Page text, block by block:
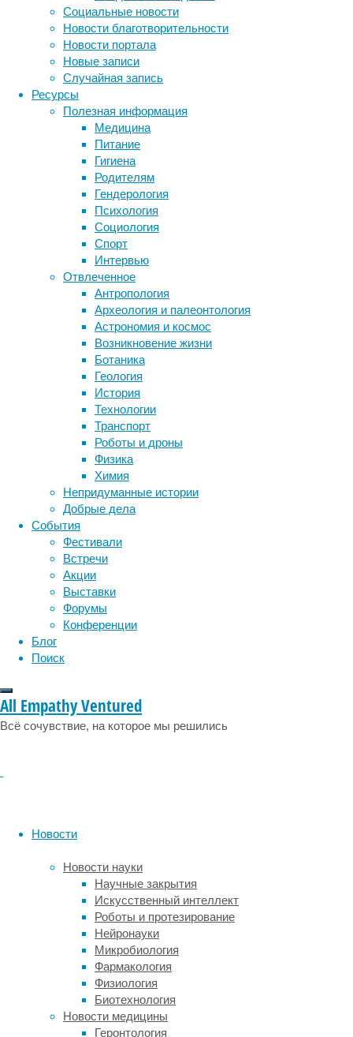
Социальные новости
Новости благотворительности
Новости портала
Новые записи
Случайная запись
Ресурсы
Полезная информация
Медицина
Питание
Гигиена
Родителям
Гендерология
Психология
Социология
Спорт
Интервью
Отвлеченное
Антропология
Археология и палеонтология
Астрономия и космос
Возникновение жизни
Ботаника
Геология
История
Технологии
Транспорт
Роботы и дроны
Физика
Химия
Непридуманные истории
Добрые дела
События
Фестивали
Встречи
Акции
Выставки
Форумы
Конференции
Блог
Поиск
All Empathy Ventured
Всё сочувствие, на которое мы решились
Новости
Новости науки
Научные закрытия
Искусственный интеллект
Роботы и протезирование
Нейронауки
Микробиология
Фармакология
Физиология
Биотехнология
Новости медицины
Геронтология
стратегии
социального
взаимодействия
между
незнакомыми
людьми
отличаются
от
стратегий
между
знакомыми.
Однако
различия
нейронных
процессах
при
социальном
взаимодействии
до
сих
пор
до
конца
не
изучены.
Исследователи
из
Университета
что
взаимодействие
уровню
и
внутримозговой
синхронизации
по
сравнению
близкими
друзьями.
Работа
Метки
ДНК бактерии биология
биотехнология вирусы восприятие
генетика дети
здоровье
инструменты и методы
исследования
лекарства медицина
мозг наука
нейробиология
нейрофизиология
поведение
сон социальные проблемы
физиология
эмоции эпидемия